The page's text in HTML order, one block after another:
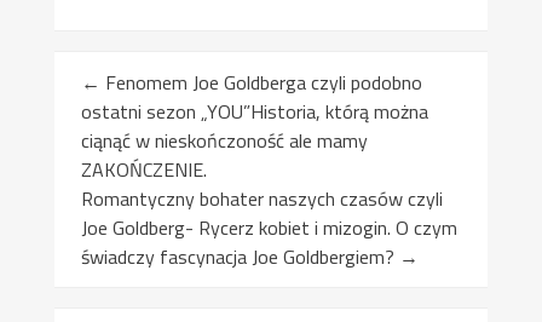
← Fenomem Joe Goldberga czyli podobno
ostatni sezon „YOU”Historia, którą można
ciąnąć w nieskończoność ale mamy
ZAKOŃCZENIE.
Romantyczny bohater naszych czasów czyli
Joe Goldberg- Rycerz kobiet i mizogin. O czym
świadczy fascynacja Joe Goldbergiem? →